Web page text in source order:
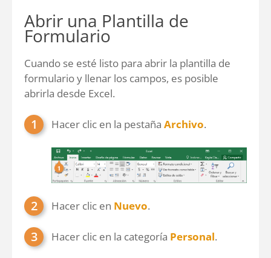
Abrir una Plantilla de
Formulario
Cuando se esté listo para abrir la plantilla de
formulario y llenar los campos, es posible
abrirla desde Excel.
Hacer clic en la pestaña Archivo.
Hacer clic en Nuevo.
Hacer clic en la categoría Personal.